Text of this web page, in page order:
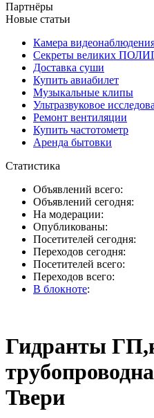
Партнёры
Новые статьи
Камера
Секреты великих
Доставка суши
Купить авиабилет
Музыкальные клипы
Ультразвуковое
Ремонт вентиляции
Купить частотометр
Аренда бытовки
Статистика
Объявлений всего:
Объявлений сегодня:
На модерации:
Опубликованы:
Посетителей сегодня:
Переходов сегодня:
Посетителей всего:
Переходов всего:
В блокноте:
Гидранты
Твери